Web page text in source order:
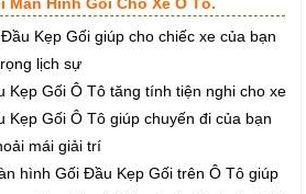
Kẹp Gối giúp cho chiếc xe của bạn
lịch sự
Kẹp Gối Ô Tô tăng tính tiện nghi cho xe
Kẹp Gối Ô Tô giúp chuyến đi của bạn
mái giải trí
hình Gối Đầu Kẹp Gối trên Ô Tô giúp